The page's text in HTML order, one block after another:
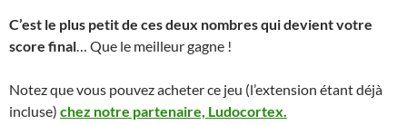
C’est le plus petit de ces deux nombres qui devient votre
score final… Que le meilleur gagne !
Notez que vous pouvez acheter ce jeu (l’extension étant déjà
incluse) chez notre partenaire, Ludocortex.